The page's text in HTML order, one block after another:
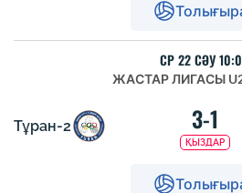
СР 22 СӘУ
ЖАСТАР ЛИГАСЫ
Тұран-2 3-1
ҚЫЗДАР